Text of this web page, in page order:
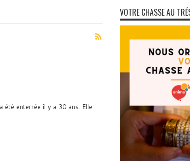
été enterrée il y a 30 ans. Elle
VOTRE CHASSE AU